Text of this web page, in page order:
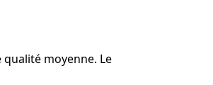
moyenne. Le